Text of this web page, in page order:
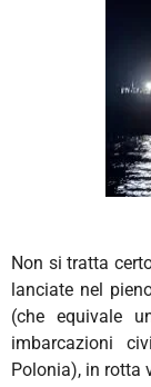
Non si tratta
lanciate nel
(che equivale
imbarcazioni
Polonia), in rotta